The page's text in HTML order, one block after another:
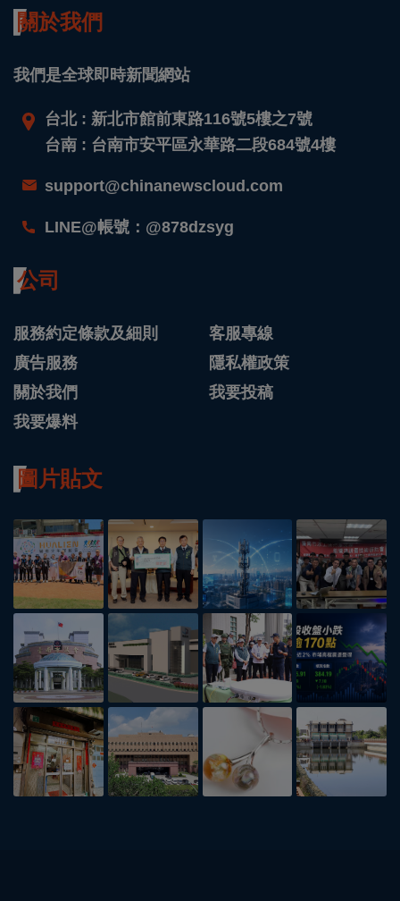
關於我們
我們是全球即時新聞網站
台北 : 新北市館前東路116號5樓之7號
台南 : 台南市安平區永華路二段684號4樓
support@chinanewscloud.com
LINE@帳號：@878dzsyg
公司
服務約定條款及細則
客服專線
廣告服務
隱私權政策
關於我們
我要投稿
我要爆料
圖片貼文